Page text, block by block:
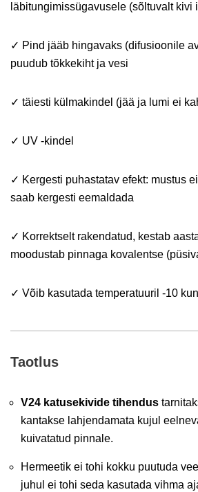
läbitungimissügavusele (sõltuvalt kivi
✓ Pind jääb hingavaks (difusioonile
puudub tõkkekiht ja vesi
✓ täiesti külmakindel (jää ja lumi ei
✓ UV -kindel
✓ Kergesti puhastatav efekt: mustus
saab kergesti eemaldada
✓ Korrektselt rakendatud, kestab
moodustab pinnaga kovalentse
✓ Võib kasutada temperatuuril -10
Taotlus
V24 katusekivide tihendus
kantakse lahjendamata kujul
kuivatatud pinnale.
Hermeetik ei tohi kokku puutuda
juhul ei tohi seda kasutada vihma